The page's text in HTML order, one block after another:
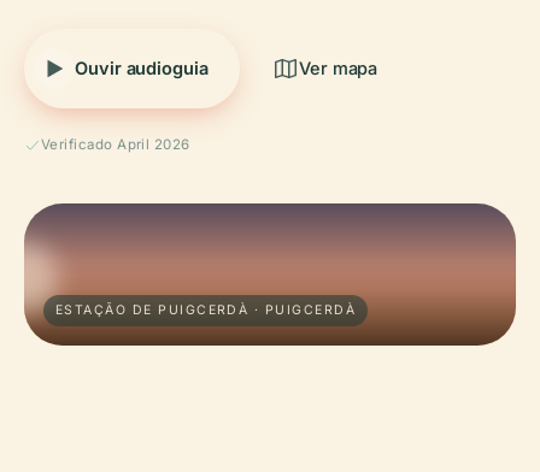
Ouvir audioguia Ver mapa
Verificado April 2026
ESTAÇÃO DE PUIGCERDÀ · PUIGCERDÀ